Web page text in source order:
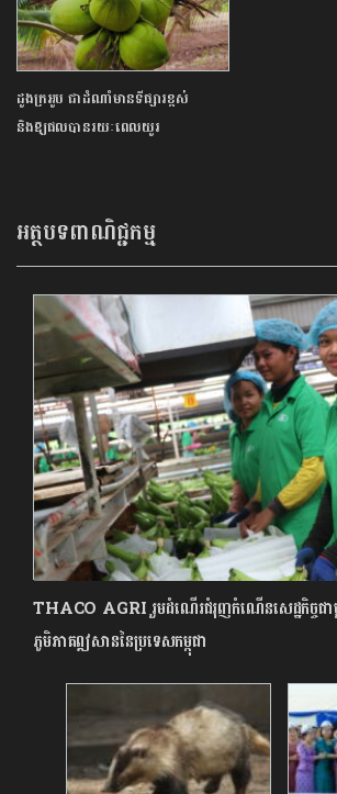
ដូងក្រអូប ជាដំណាំមានទីផ្សារខ្ពស់
និងឱ្យផលបានរយៈពេលយូរ
អត្ថបទពាណិជ្ជកម្ម
THACO AGRI រួមដំណើរជំរុញកំណើនសេដ្ឋកិច្ចជ
ភូមិភាគឦសាននៃប្រទេសកម្ពុជា